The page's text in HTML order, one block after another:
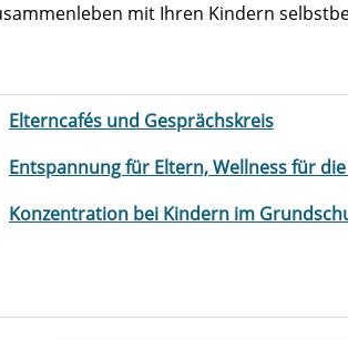
mit Ihren Kindern
Elterncafés und Gesprächskreis
Entspannung für Eltern, Wellness für die
Konzentration bei Kindern im